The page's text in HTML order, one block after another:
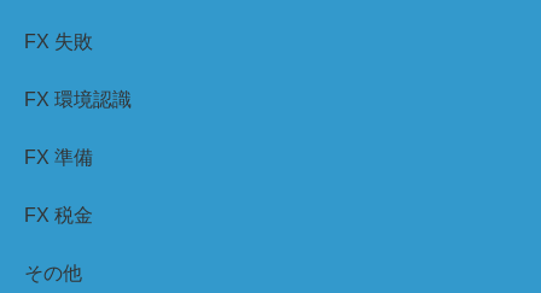
FX 失敗
FX 環境認識
FX 準備
FX 税金
その他